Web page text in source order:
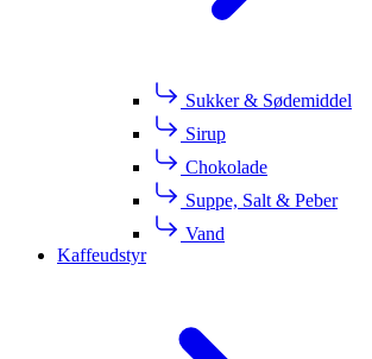
Sukker & Sødemiddel
Sirup
Chokolade
Suppe, Salt & Peber
Vand
Kaffeudstyr